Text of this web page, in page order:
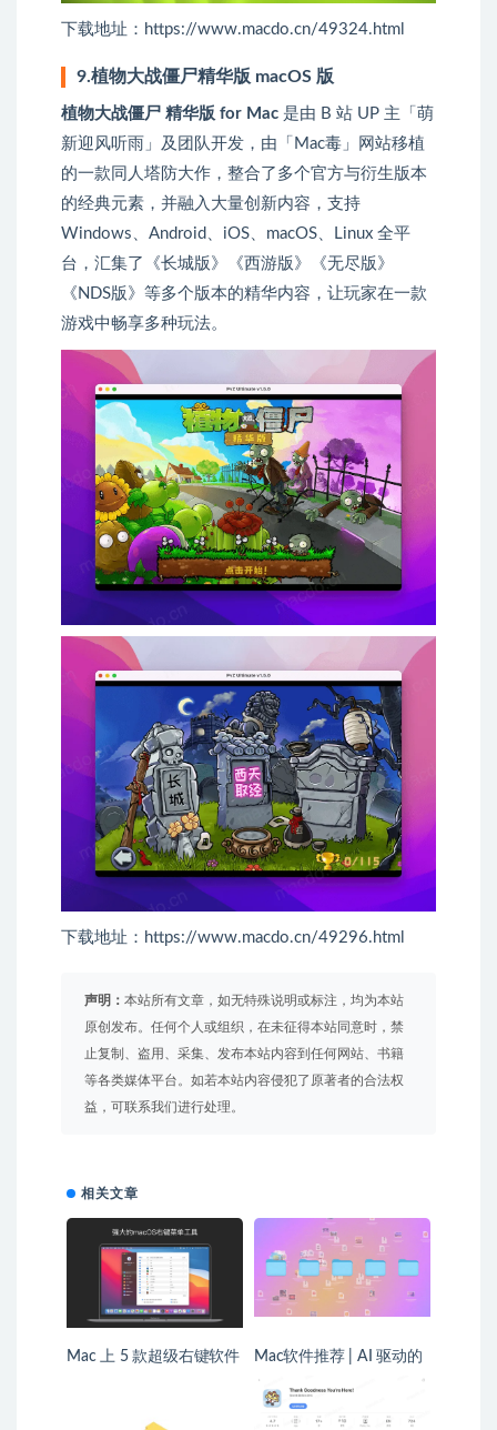
下载地址：https://www.macdo.cn/49324.html
9.植物大战僵尸精华版 macOS 版
植物大战僵尸 精华版 for Mac 是由 B 站 UP 主「萌
新迎风听雨」及团队开发，由「Mac毒」网站移植
的一款同人塔防大作，整合了多个官方与衍生版本
的经典元素，并融入大量创新内容，支持
Windows、Android、iOS、macOS、Linux 全平
台，汇集了《长城版》《西游版》《无尽版》
《NDS版》等多个版本的精华内容，让玩家在一款
游戏中畅享多种玩法。
下载地址：https://www.macdo.cn/49296.html
声明： 本站所有文章，如无特殊说明或标注，均为本站
原创发布。任何个人或组织，在未征得本站同意时，禁
止复制、盗用、采集、发布本站内容到任何网站、书籍
等各类媒体平台。如若本站内容侵犯了原著者的合法权
益，可联系我们进行处理。
相关文章
Mac 上 5 款超级右键软件
Mac软件推荐 | AI 驱动的
文件整理神器 「Riffo」